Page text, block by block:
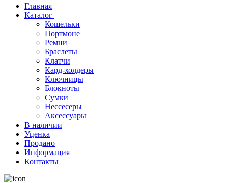
Главная
Каталог
Кошельки
Портмоне
Ремни
Браслеты
Клатчи
Кард-холдеры
Ключницы
Блокноты
Сумки
Нессесеры
Аксессуары
В наличии
Уценка
Продано
Информация
Контакты